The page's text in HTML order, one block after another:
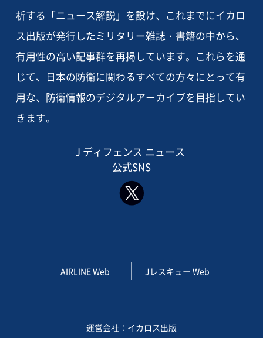
析する「ニュース解説」を設け、これまでにイカロ
ス出版が発行したミリタリー雑誌・書籍の中から、
有用性の高い記事群を再掲しています。これらを通
じて、日本の防衛に関わるすべての方々にとって有
用な、防衛情報のデジタルアーカイブを目指してい
きます。
J ディフェンス ニュース
公式SNS
AIRLINE Web Jレスキュー Web
運営会社：イカロス出版